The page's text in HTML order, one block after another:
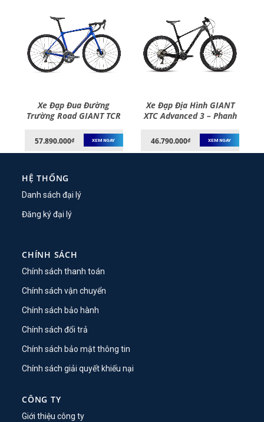
Xe Đạp Đua Đường
Trường Road GIANT TCR
Đĩa, Bánh 700C – 2022
57.890.000₫ XEM NGAY
Xe Đạp Địa Hình GIANT
XTC Advanced 3 – Phanh
2022
46.790.000₫ XEM NGAY
HỆ THỐNG
Danh sách đại lý
Đăng ký đại lý
CHÍNH SÁCH
Chính sách thanh toán
Chính sách vận chuyển
Chính sách bảo hành
Chính sách đổi trả
Chính sách bảo mật thông tin
Chính sách giải quyết khiếu nại
CÔNG TY
Giới thiệu công ty